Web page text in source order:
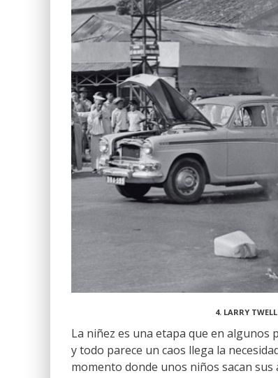
4. LARRY
La niñez es una etapa que en algunos
y todo parece un caos llega la
momento donde unos niños sacan